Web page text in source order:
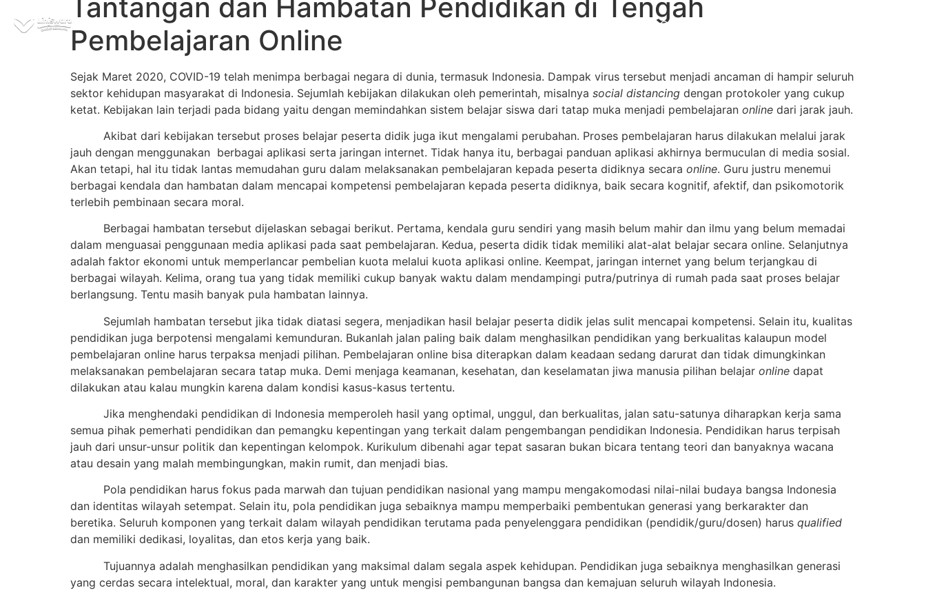
Beranda Tentang Kami Katalog Marketplace
Tantangan dan Hambatan Pendidikan di Tengah
Pembelajaran Online
Sejak Maret 2020, COVID-19 telah menimpa berbagai negara di dunia, termasuk Indonesia. Dampak virus tersebut menjadi ancaman di hampir seluruh
sektor kehidupan masyarakat di Indonesia. Sejumlah kebijakan dilakukan oleh pemerintah, misalnya social distancing dengan protokoler yang cukup
ketat. Kebijakan lain terjadi pada bidang yaitu dengan memindahkan sistem belajar siswa dari tatap muka menjadi pembelajaran online dari jarak jauh.
Akibat dari kebijakan tersebut proses belajar peserta didik juga ikut mengalami perubahan. Proses pembelajaran harus dilakukan melalui jarak
jauh dengan menggunakan berbagai aplikasi serta jaringan internet. Tidak hanya itu, berbagai panduan aplikasi akhirnya bermuculan di media sosial.
Akan tetapi, hal itu tidak lantas memudahan guru dalam melaksanakan pembelajaran kepada peserta didiknya secara online. Guru justru menemui
berbagai kendala dan hambatan dalam mencapai kompetensi pembelajaran kepada peserta didiknya, baik secara kognitif, afektif, dan psikomotorik
terlebih pembinaan secara moral.
Berbagai hambatan tersebut dijelaskan sebagai berikut. Pertama, kendala guru sendiri yang masih belum mahir dan ilmu yang belum memadai
dalam menguasai penggunaan media aplikasi pada saat pembelajaran. Kedua, peserta didik tidak memiliki alat-alat belajar secara online. Selanjutnya
adalah faktor ekonomi untuk memperlancar pembelian kuota melalui kuota aplikasi online. Keempat, jaringan internet yang belum terjangkau di
berbagai wilayah. Kelima, orang tua yang tidak memiliki cukup banyak waktu dalam mendampingi putra/putrinya di rumah pada saat proses belajar
berlangsung. Tentu masih banyak pula hambatan lainnya.
Sejumlah hambatan tersebut jika tidak diatasi segera, menjadikan hasil belajar peserta didik jelas sulit mencapai kompetensi. Selain itu, kualitas
pendidikan juga berpotensi mengalami kemunduran. Bukanlah jalan paling baik dalam menghasilkan pendidikan yang berkualitas kalaupun model
pembelajaran online harus terpaksa menjadi pilihan. Pembelajaran online bisa diterapkan dalam keadaan sedang darurat dan tidak dimungkinkan
melaksanakan pembelajaran secara tatap muka. Demi menjaga keamanan, kesehatan, dan keselamatan jiwa manusia pilihan belajar online dapat
dilakukan atau kalau mungkin karena dalam kondisi kasus-kasus tertentu.
Jika menghendaki pendidikan di Indonesia memperoleh hasil yang optimal, unggul, dan berkualitas, jalan satu-satunya diharapkan kerja sama
semua pihak pemerhati pendidikan dan pemangku kepentingan yang terkait dalam pengembangan pendidikan Indonesia. Pendidikan harus terpisah
jauh dari unsur-unsur politik dan kepentingan kelompok. Kurikulum dibenahi agar tepat sasaran bukan bicara tentang teori dan banyaknya wacana
atau desain yang malah membingungkan, makin rumit, dan menjadi bias.
Pola pendidikan harus fokus pada marwah dan tujuan pendidikan nasional yang mampu mengakomodasi nilai-nilai budaya bangsa Indonesia
dan identitas wilayah setempat. Selain itu, pola pendidikan juga sebaiknya mampu memperbaiki pembentukan generasi yang berkarakter dan
beretika. Seluruh komponen yang terkait dalam wilayah pendidikan terutama pada penyelenggara pendidikan (pendidik/guru/dosen) harus qualified
dan memiliki dedikasi, loyalitas, dan etos kerja yang baik.
Tujuannya adalah menghasilkan pendidikan yang maksimal dalam segala aspek kehidupan. Pendidikan juga sebaiknya menghasilkan generasi
yang cerdas secara intelektual, moral, dan karakter yang untuk mengisi pembangunan bangsa dan kemajuan seluruh wilayah Indonesia.